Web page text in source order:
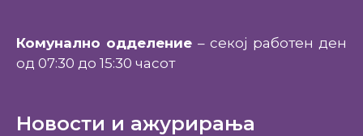
Комунално одделение – секој работен ден
од 07:30 до 15:30 часот
Новости и ажурирања